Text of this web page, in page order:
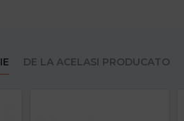
DE LA ACELASI PRODUCATOR